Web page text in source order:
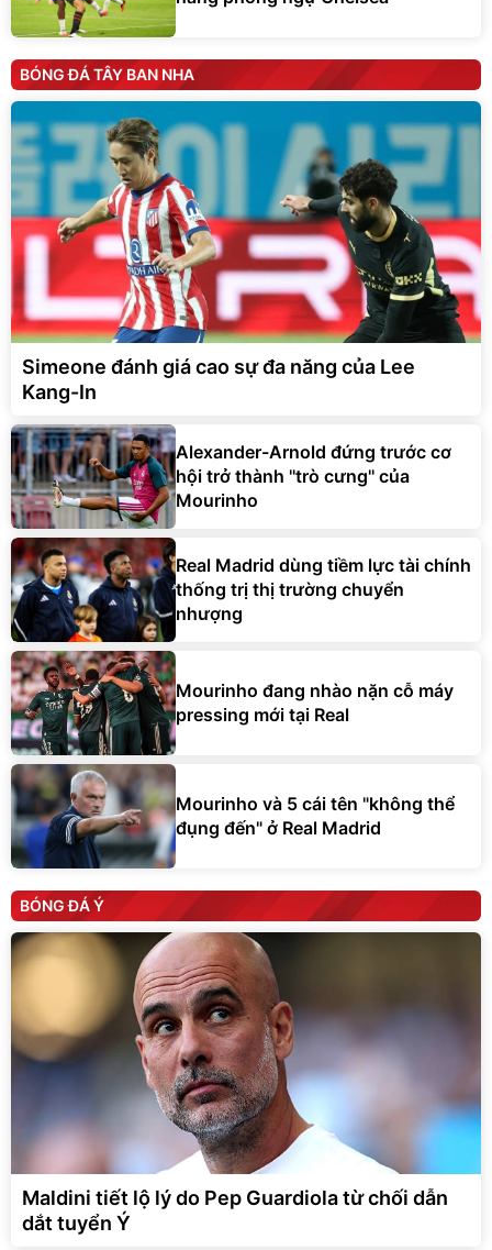
BÓNG ĐÁ TÂY BAN NHA
Simeone đánh giá cao sự đa năng của Lee
Kang-In
Alexander-Arnold đứng trước cơ
hội trở thành ''trò cưng'' của
Mourinho
Real Madrid dùng tiềm lực tài chính
thống trị thị trường chuyển
nhượng
Mourinho đang nhào nặn cỗ máy
pressing mới tại Real
Mourinho và 5 cái tên "không thể
đụng đến" ở Real Madrid
BÓNG ĐÁ Ý
Maldini tiết lộ lý do Pep Guardiola từ chối dẫn
dắt tuyển Ý